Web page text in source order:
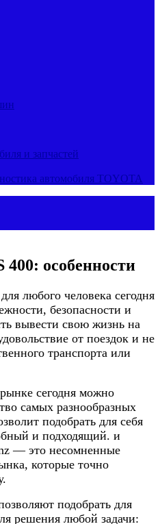
и запчастей
автомобиля TOYOTA
400: особенности
любого человека сегодня
безопасности и
вывести свою жизнь на
от поездок и не
транспорта или
сегодня можно
самых разнообразных
подобрать для себя
и подходящий. и
— это несомненные
которые точно
подобрать для
решения любой задачи: